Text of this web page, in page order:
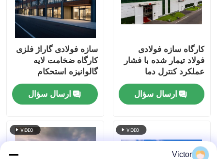
کارگاه سازه فولادی
فولاد تیمار شده با فشار
عملکرد کنترل دما
ارسال سؤال
سازه فولادی گاراژ فلزی
کارگاه ضخامت لایه
گالوانیزه استحکام
کششی بالا
ارسال سؤال
Victor